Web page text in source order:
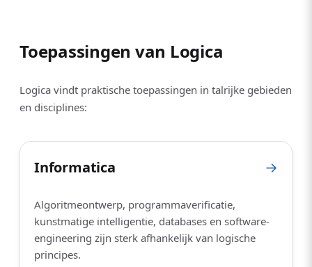
Toepassingen van Logica
Logica vindt praktische toepassingen in talrijke gebieden
en disciplines:
Informatica →
Algoritmeontwerp, programmaverificatie,
kunstmatige intelligentie, databases en software-
engineering zijn sterk afhankelijk van logische
principes.